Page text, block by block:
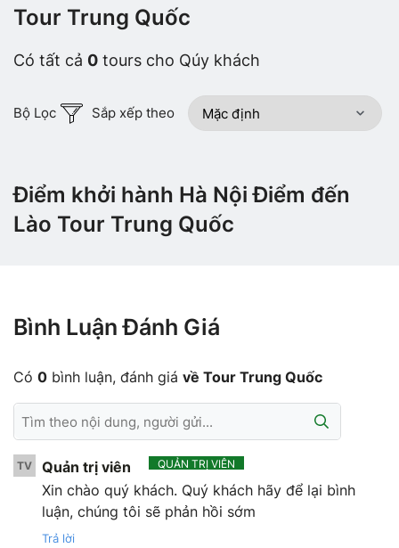
Tour Trung Quốc
Có tất cả 0 tours cho Qúy khách
Bộ Lọc Sắp xếp theo
Điểm khởi hành Hà Nội Điểm đến
Lào Tour Trung Quốc
Bình Luận Đánh Giá
Có 0 bình luận, đánh giá về Tour Trung Quốc
TV Quản trị viên QUẢN TRỊ VIÊN
Xin chào quý khách. Quý khách hãy để lại bình
luận, chúng tôi sẽ phản hồi sớm
Trả lời